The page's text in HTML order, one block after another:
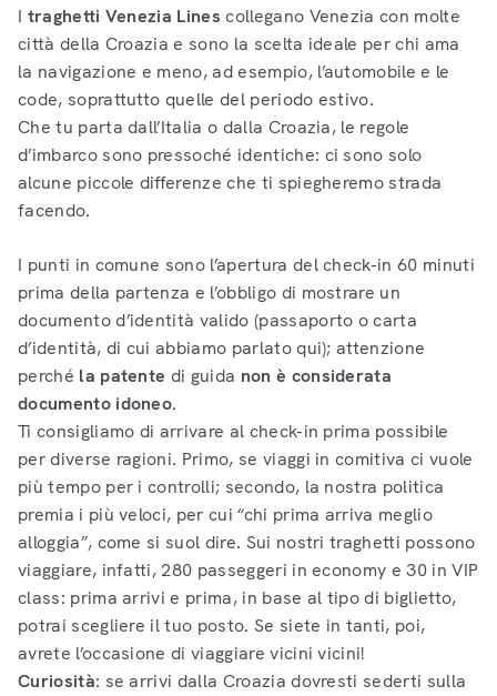
I traghetti Venezia Lines collegano Venezia con molte
città della Croazia e sono la scelta ideale per chi ama
la navigazione e meno, ad esempio, l’automobile e le
code, soprattutto quelle del periodo estivo.
Che tu parta dall’Italia o dalla Croazia, le regole
d’imbarco sono pressoché identiche: ci sono solo
alcune piccole differenze che ti spiegheremo strada
facendo.
I punti in comune sono l’apertura del check-in 60 minuti
prima della partenza e l’obbligo di mostrare un
documento d’identità valido (passaporto o carta
d’identità, di cui abbiamo parlato qui); attenzione
perché la patente di guida non è considerata
documento idoneo.
Ti consigliamo di arrivare al check-in prima possibile
per diverse ragioni. Primo, se viaggi in comitiva ci vuole
più tempo per i controlli; secondo, la nostra politica
premia i più veloci, per cui “chi prima arriva meglio
alloggia”, come si suol dire. Sui nostri traghetti possono
viaggiare, infatti, 280 passeggeri in economy e 30 in VIP
class: prima arrivi e prima, in base al tipo di biglietto,
potrai scegliere il tuo posto. Se siete in tanti, poi,
avrete l’occasione di viaggiare vicini vicini!
Curiosità: se arrivi dalla Croazia dovresti sederti sulla